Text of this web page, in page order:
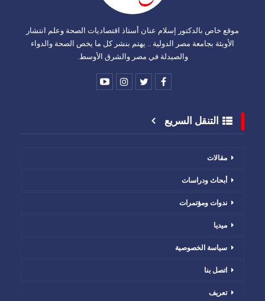
موقع خاص بالدكتور إسلام عنان أستاذ اقتصاديات الصحة وعلم انتشار
الأوبئة بجامعة مصر الدولية .. يهتم بنشر كل ما يخص الصحة والدواء
والصيدلة في مصر والشرق الأوسط.
التنقل السريع
مقالات
أبحاث ودراسات
ندوات ومؤتمرات
ميديا
سياسة الخصوصية
اتصل بنا
تعريف